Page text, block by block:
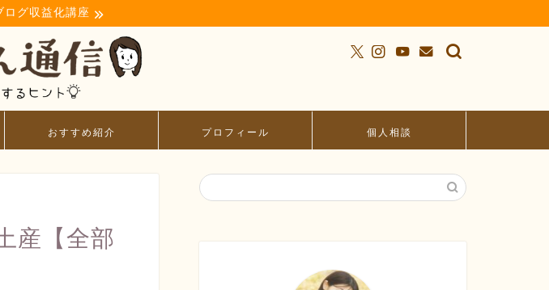
ログ収益化講座
おすすめ紹介 プロフィール 個人相談
産【全部